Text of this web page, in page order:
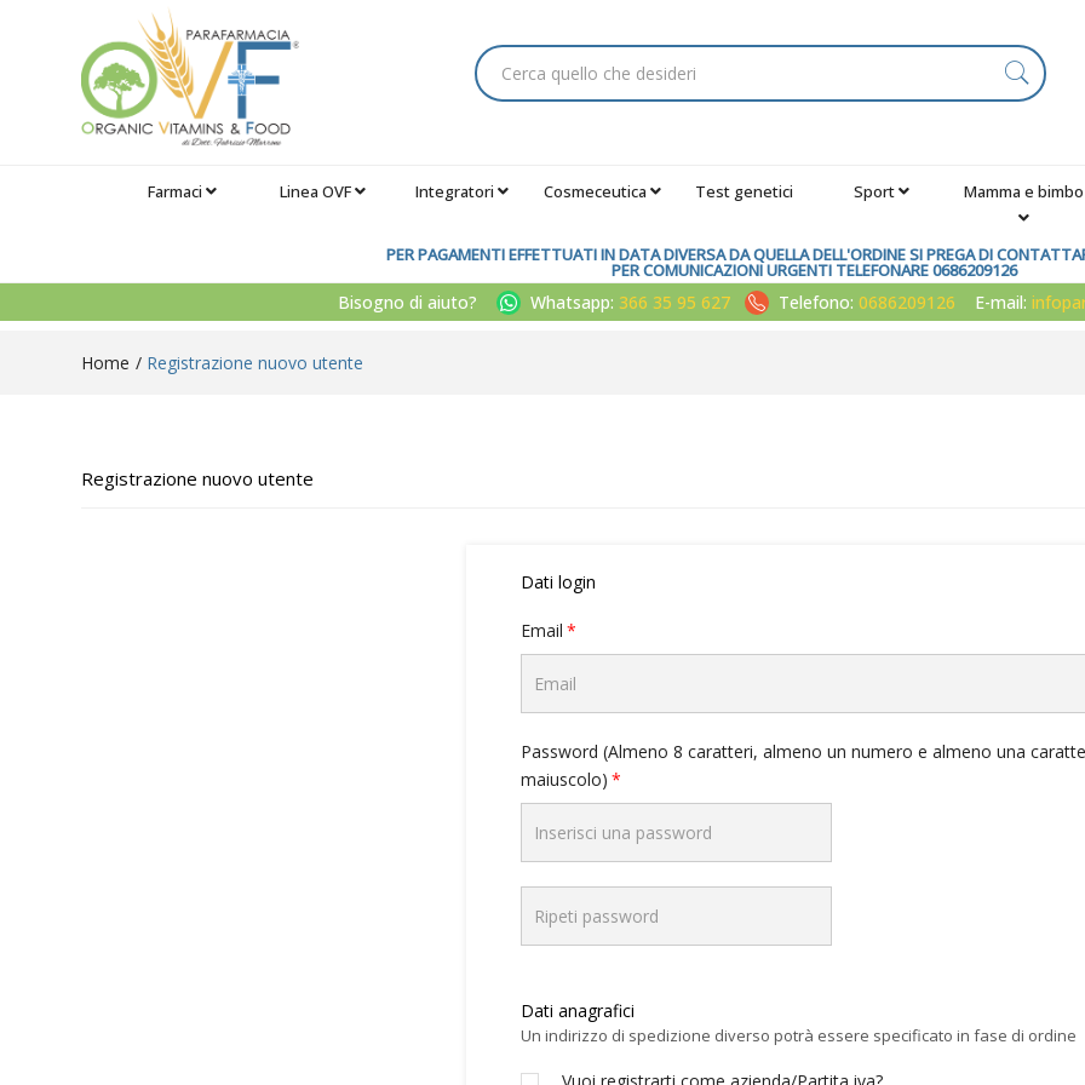
Farmaci Linea OVF Integratori Cosmeceutica Test genetici Sport Mamma e bimbo
PER PAGAMENTI EFFETTUATI IN DATA DIVERSA DA QUELLA DELL'ORDINE SI PREGA DI
PER COMUNICAZIONI URGENTI TELEFONARE 0686209126
Bisogno di aiuto? Whatsapp: 366 35 95 627 Telefono:0686209126 E-mail:
Home Registrazione nuovo utente
Registrazione nuovo utente
Dati login
Email
Password (Almeno 8 caratteri, almeno un numero e almeno una
maiuscolo)
Dati anagrafici
Un indirizzo di spedizione diverso potrà essere specificato in fase di ordine